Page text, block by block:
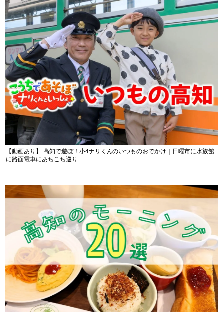
【動画あり】 高知で遊ぼ！小4ナリくんのいつものおでかけ｜日曜市に水族館
に路面電車にあちこち巡り